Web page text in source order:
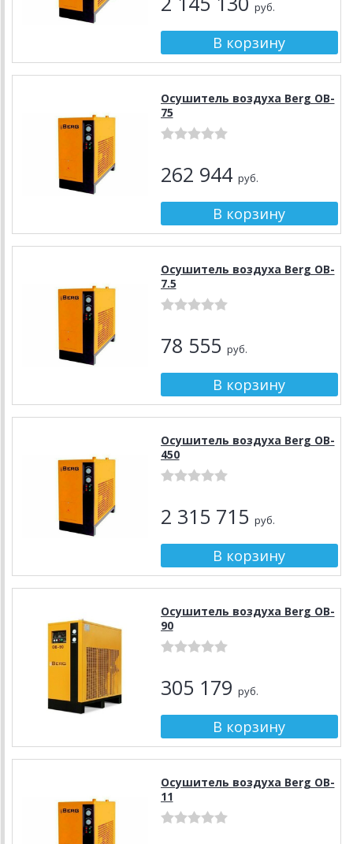
руб.
Осушитель воздуха Berg OB-
75
262 944 руб.
Осушитель воздуха Berg OB-
7.5
78 555 руб.
Осушитель воздуха Berg OB-
450
2 315 715 руб.
Осушитель воздуха Berg OB-
90
305 179 руб.
Осушитель воздуха Berg OB-
11